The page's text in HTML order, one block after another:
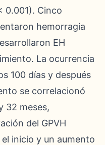
0.001). Cinco
hemorragia
EH
La ocurrencia
100 días y después
se correlacionó
32 meses,
del GPVH
inicio y un aumento